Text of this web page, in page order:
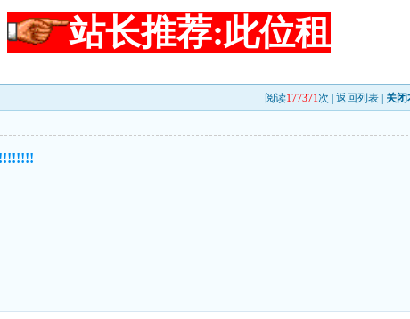
站长推荐:此位租
阅读177371次 | 返回列表 关闭